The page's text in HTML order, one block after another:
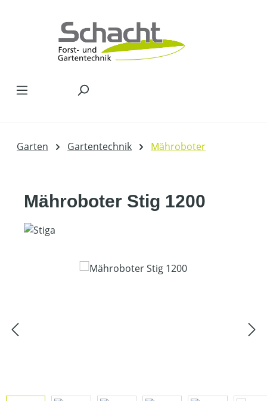
Garten Gartentechnik Mähroboter
Mähroboter Stig 1200
Bildergalerie überspringen